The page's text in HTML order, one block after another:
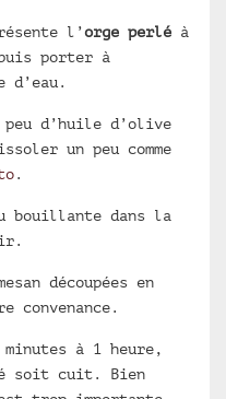
l’orge perlé à
porter à
d’huile d’olive
un peu comme
.
bouillante dans la
découpées en
convenance.
à 1 heure,
soit cuit. Bien